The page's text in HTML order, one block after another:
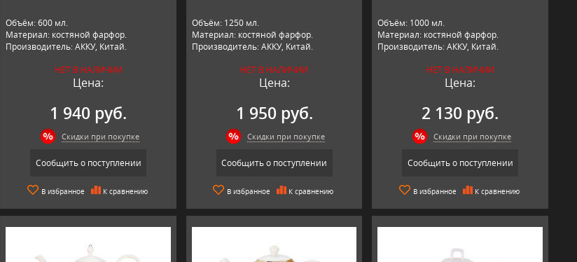
Объём: 600 мл.
Материал: костяной фарфор.
Производитель: АККУ, Китай.
НЕТ В НАЛИЧИИ
Цена:
1 940 руб.
Скидки при покупке
Сообщить о поступлении
В избранное К сравнению
Объём: 1250 мл.
Материал: костяной фарфор.
Производитель: АККУ, Китай.
НЕТ В НАЛИЧИИ
Цена:
1 950 руб.
Скидки при покупке
Сообщить о поступлении
В избранное К сравнению
Объём: 1000 мл.
Материал: костяной фарфор.
Производитель: АККУ, Китай.
НЕТ В НАЛИЧИИ
Цена:
2 130 руб.
Скидки при покупке
Сообщить о поступлении
В избранное К сравнению